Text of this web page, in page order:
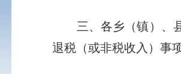
三、各乡（镇）、县
退税（或非税收入）事